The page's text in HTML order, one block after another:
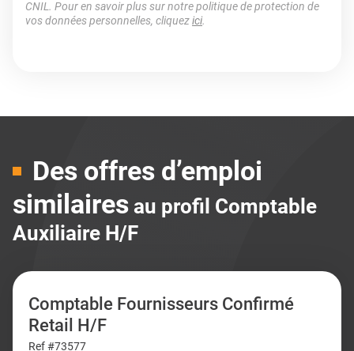
CNIL. Pour en savoir plus sur notre politique de protection de
vos données personnelles, cliquezici.
Des offres d’emploi
similaires au profil Comptable
Auxiliaire H/F
Comptable Fournisseurs Confirmé
Retail H/F
Ref #73577